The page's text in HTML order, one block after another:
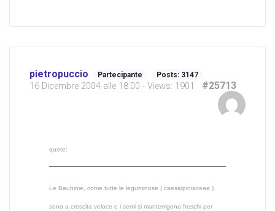
pietropuccio Partecipante Posts: 3147
16 Dicembre 2004 alle 18:00 - Views: 1901 #25713
quote:
Le Bauhinie, come tutte le leguminose ( caesalpiniaceae )
sono a crescita veloce e i semi si mantemgono freschi per